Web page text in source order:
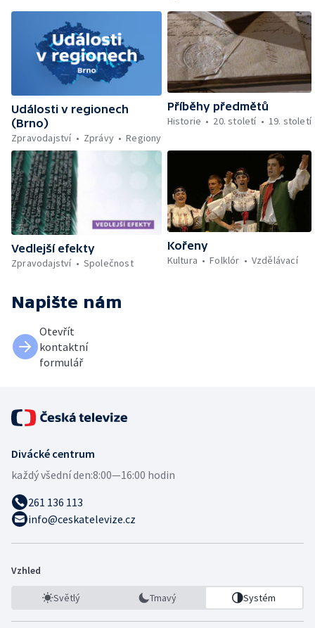
Události v regionech
(Brno)
Zpravodajství
Zprávy Regiony
Příběhy předmětů
Historie
20. století 19. století
Vedlejší efekty
Zpravodajství
Společnost
Kořeny
Kultura
Folklór Vzdělávací
Napište nám
Otevřít
kontaktní
formulář
Divácké centrum
každý všední den:8:00—16:00 hodin
261 136 113
info@ceskatelevize.cz
Vzhled
Světlý Tmavý Systém